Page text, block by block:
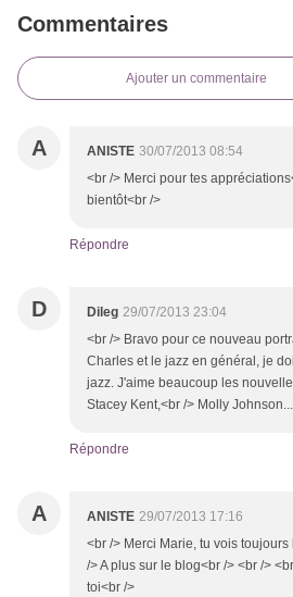
Commentaires
Ajouter un commentaire
A ANISTE 30/07/2013 08:54
<br /> Merci pour tes
bientôt<br />
Répondre
D Dileg 29/07/2013 23:04
<br /> Bravo pour ce nouveau
Charles et le jazz en général, je
jazz. J'aime beaucoup les
Stacey Kent,<br /> Molly
Répondre
A ANISTE 29/07/2013 17:16
<br /> Merci Marie, tu vois
/> A plus sur le blog<br /> <br />
toi<br />